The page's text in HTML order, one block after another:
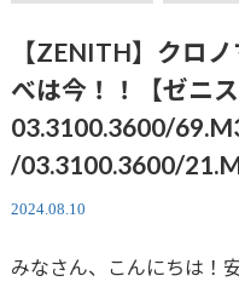
【ZENITH】クロ
べは今！！【ゼニス
03.3100.3600/
/03.3100.3600/
2024.08.10
みなさん、こんにちは！